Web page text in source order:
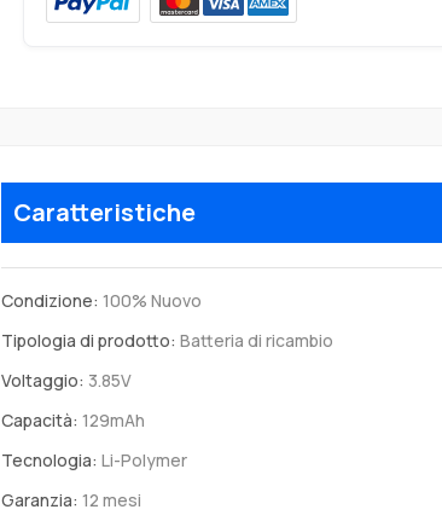
Caratteristiche
Condizione: 100% Nuovo
Tipologia di prodotto: Batteria di ricambio
Voltaggio: 3.85V
Capacità: 129mAh
Tecnologia: Li-Polymer
Garanzia: 12 mesi